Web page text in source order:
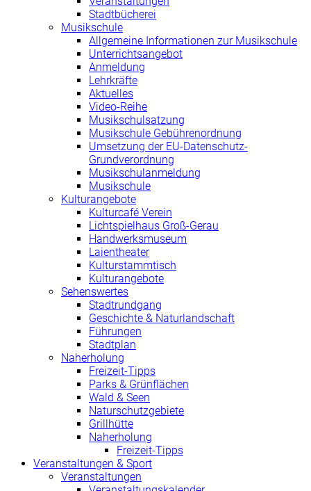
Stadtbücherei
Musikschule
Allgemeine Informationen zur Musikschule
Unterrichtsangebot
Anmeldung
Lehrkräfte
Aktuelles
Video-Reihe
Musikschulsatzung
Musikschule Gebührenordnung
Umsetzung der EU-Datenschutz-
Grundverordnung
Musikschulanmeldung
Musikschule
Kulturangebote
Kulturcafé Verein
Lichtspielhaus Groß-Gerau
Handwerksmuseum
Laientheater
Kulturstammtisch
Kulturangebote
Sehenswertes
Stadtrundgang
Geschichte & Naturlandschaft
Führungen
Stadtplan
Naherholung
Freizeit-Tipps
Parks & Grünflächen
Wald & Seen
Naturschutzgebiete
Grillhütte
Naherholung
Freizeit-Tipps
Veranstaltungen & Sport
Veranstaltungen